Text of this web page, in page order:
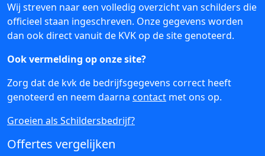
Wij streven naar een volledig overzicht van schilders die
officieel staan ingeschreven. Onze gegevens worden
dan ook direct vanuit de KVK op de site genoteerd.
Ook vermelding op onze site?
Zorg dat de kvk de bedrijfsgegevens correct heeft
genoteerd en neem daarna contact met ons op.
Groeien als Schildersbedrijf?
Offertes vergelijken